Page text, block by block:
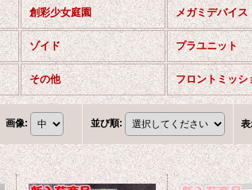
創彩少女庭園 メガミデバイス
ゾイド プラユニット
その他 フロントミッシ
画像: 並び順: